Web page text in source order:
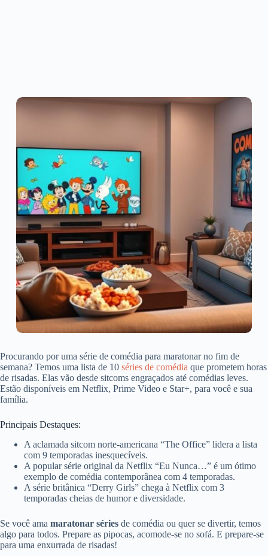
Procurando por uma série de comédia para maratonar no fim de
semana? Temos uma lista de 10 séries de comédia que prometem horas
de risadas. Elas vão desde sitcoms engraçados até comédias leves.
Estão disponíveis em Netflix, Prime Video e Star+, para você e sua
família.
Principais Destaques:
A aclamada sitcom norte-americana “The Office” lidera a lista
com 9 temporadas inesquecíveis.
A popular série original da Netflix “Eu Nunca…” é um ótimo
exemplo de comédia contemporânea com 4 temporadas.
A série britânica “Derry Girls” chega à Netflix com 3
temporadas cheias de humor e diversidade.
Se você ama maratonar séries de comédia ou quer se divertir, temos
algo para todos. Prepare as pipocas, acomode-se no sofá. E prepare-se
para uma enxurrada de risadas!